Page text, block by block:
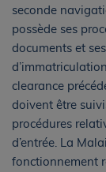
seconde
possède ses
documents et
clearance
doivent être
procédures
d’entrée. La
fonctionnement